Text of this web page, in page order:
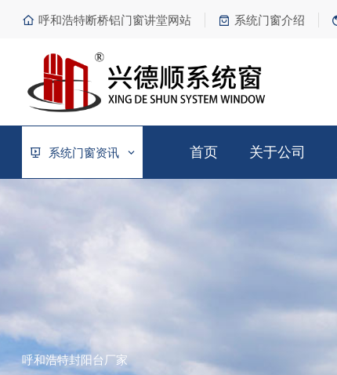
呼和浩特断桥铝门窗讲堂网站 系统门窗介绍
系统门窗资讯 首页 关于公司
呼和浩特系统门窗厂家